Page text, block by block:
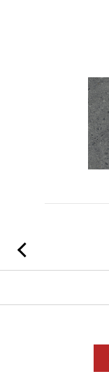
Předchozí